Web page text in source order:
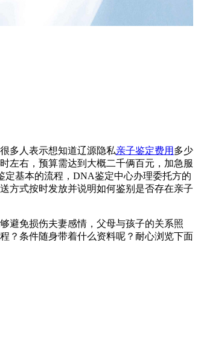
多人表示想知道辽源隐私亲子鉴定费用 多少
左右，预算需达到大概二千俩百元，加急服
定基本的流程，DNA鉴定中心办理委托方的
方式按时发放并说明如何鉴别是否存在亲子
避免损伤夫妻感情，父母与孩子的关系照
？条件随身带着什么资料呢？耐心浏览下面